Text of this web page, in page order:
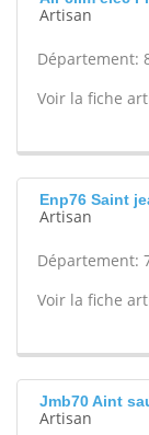
Artisan
Département:
Voir la fiche
Enp76 Saint
Artisan
Département:
Voir la fiche
Jmb70 Aint
Artisan